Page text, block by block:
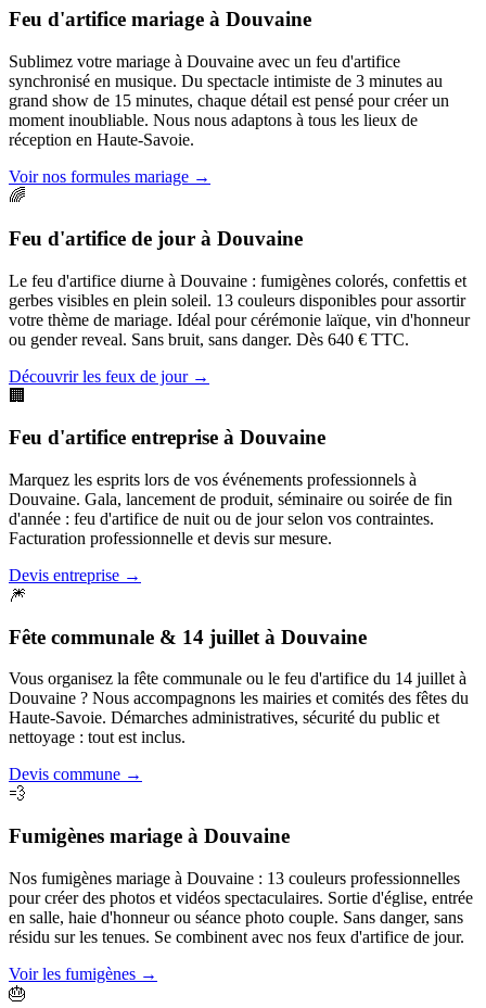
Feu d'artifice mariage à Douvaine
Sublimez votre mariage à Douvaine avec un feu d'artifice
synchronisé en musique. Du spectacle intimiste de 3 minutes au
grand show de 15 minutes, chaque détail est pensé pour créer un
moment inoubliable. Nous nous adaptons à tous les lieux de
réception en Haute-Savoie.
Voir nos formules mariage →
🌈
Feu d'artifice de jour à Douvaine
Le feu d'artifice diurne à Douvaine : fumigènes colorés, confettis et
gerbes visibles en plein soleil. 13 couleurs disponibles pour assortir
votre thème de mariage. Idéal pour cérémonie laïque, vin d'honneur
ou gender reveal. Sans bruit, sans danger. Dès 640 € TTC.
Découvrir les feux de jour→
🏢
Feu d'artifice entreprise à Douvaine
Marquez les esprits lors de vos événements professionnels à
Douvaine. Gala, lancement de produit, séminaire ou soirée de fin
d'année : feu d'artifice de nuit ou de jour selon vos contraintes.
Facturation professionnelle et devis sur mesure.
Devis entreprise →
🎆
Fête communale & 14 juillet à Douvaine
Vous organisez la fête communale ou le feu d'artifice du 14 juillet à
Douvaine ? Nous accompagnons les mairies et comités des fêtes du
Haute-Savoie. Démarches administratives, sécurité du public et
nettoyage : tout est inclus.
Devis commune →
💨
Fumigènes mariage à Douvaine
Nos fumigènes mariage à Douvaine : 13 couleurs professionnelles
pour créer des photos et vidéos spectaculaires. Sortie d'église, entrée
en salle, haie d'honneur ou séance photo couple. Sans danger, sans
résidu sur les tenues. Se combinent avec nos feux d'artifice de jour.
Voir les fumigènes →
🎂